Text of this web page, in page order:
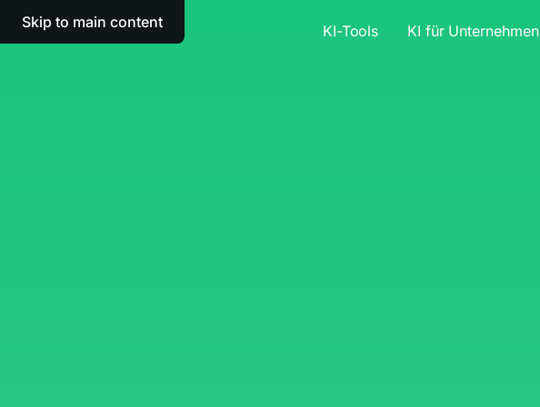
Skip to main content KI-Tools KI für Unternehmen